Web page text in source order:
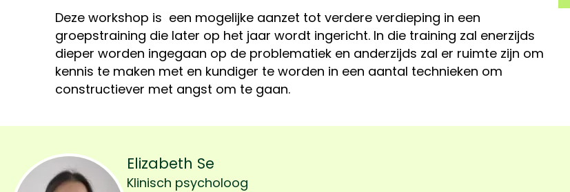
Deze workshop is een mogelijke aanzet tot verdere verdieping in een
groepstraining die later op het jaar wordt ingericht. In die training zal enerzijds
dieper worden ingegaan op de problematiek en anderzijds zal er ruimte zijn om
kennis te maken met en kundiger te worden in een aantal technieken om
constructiever met angst om te gaan.
Elizabeth Se
Klinisch psycholoog